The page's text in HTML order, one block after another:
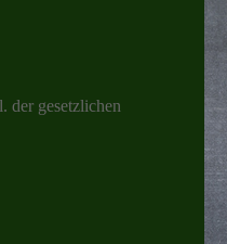
der gesetzlichen